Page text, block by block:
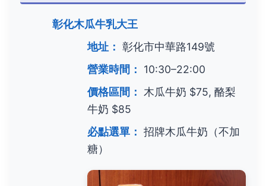
彰化木瓜牛乳大王
地址： 彰化市中華路149號
營業時間：
10:30–22:00
價格區間：
木瓜牛奶 $75, 酪梨
牛奶 $85
必點選單： 招牌木瓜牛奶（不加
糖）